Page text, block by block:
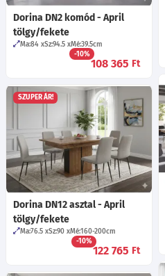
Dorina DN2 komód - April
tölgy/fekete
Ma:84 Sz:94.5 Mé:39.5cm
-10%
108 365 Ft
SZUPER ÁR!
Dorina DN12 asztal - April
tölgy/fekete
Ma:76.5 Sz:90 Mé:160-200cm
-10%
122 765 Ft